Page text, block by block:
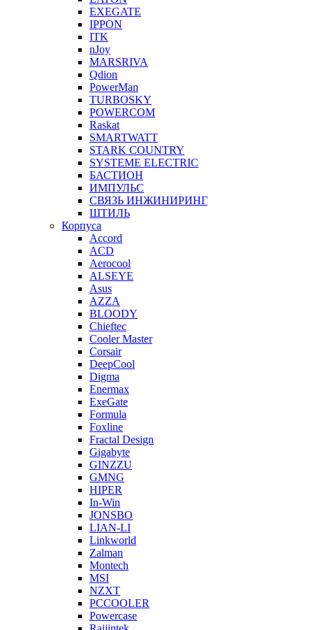
EXEGATE
IPPON
ITK
nJoy
MARSRIVA
Qdion
PowerMan
TURBOSKY
POWERCOM
Raskat
SMARTWATT
STARK COUNTRY
SYSTEME ELECTRIC
БАСТИОН
ИМПУЛЬС
СВЯЗЬ ИНЖИНИРИНГ
ШТИЛЬ
Корпуса
Accord
ACD
Aerocool
ALSEYE
Asus
AZZA
BLOODY
Chieftec
Cooler Master
Corsair
DeepCool
Digma
Enermax
ExeGate
Formula
Foxline
Fractal Design
Gigabyte
GINZZU
GMNG
HIPER
In-Win
JONSBO
LIAN-LI
Linkworld
Zalman
Montech
MSI
NZXT
PCCOOLER
Powercase